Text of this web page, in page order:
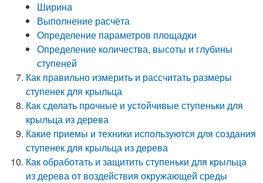
Ширина
Выполнение расчёта
Определение параметров площадки
Определение количества, высоты и глубины
ступеней
Как правильно измерить и рассчитать размеры
ступенек для крыльца
Как сделать прочные и устойчивые ступеньки для
крыльца из дерева
Какие приемы и техники используются для создания
ступенек для крыльца из дерева
Как обработать и защитить ступеньки для крыльца
из дерева от воздействия окружающей среды